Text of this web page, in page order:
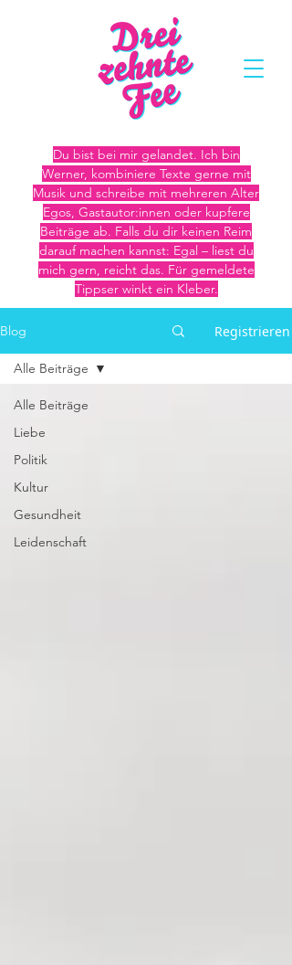
Du bist bei mir gelandet. Ich bin
Werner, kombiniere Texte gerne mit
Musik und schreibe mit mehreren Alter
Egos, Gastautor:innen oder kupfere
Beiträge ab. Falls du dir keinen Reim
darauf machen kannst: Egal – liest du
mich gern, reicht das. Für gemeldete
Tippser winkt ein Kleber.
Blog Registrieren
Alle Beiträge
Liebe
Politik
Kultur
Gesundheit
Leidenschaft
Alle Beiträge